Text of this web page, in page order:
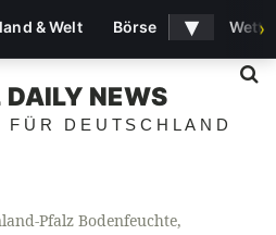
NEWS
FÜR DEUTSCHLAND
Pfalz Bodenfeuchte,
& Welt Börse ▾ ›